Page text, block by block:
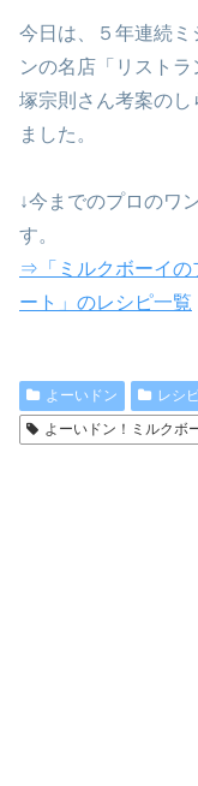
今日は、５年連続
ンの名店「リスト
塚宗則さん考案の
ました。
↓今までのプロのワ
す。
⇒「ミルクボーイ
ート」のレシピ一覧
よーいドン
レシ
よーいドン！ミルクボ